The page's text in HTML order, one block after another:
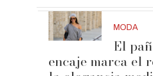
MODA
El
encaje marca el